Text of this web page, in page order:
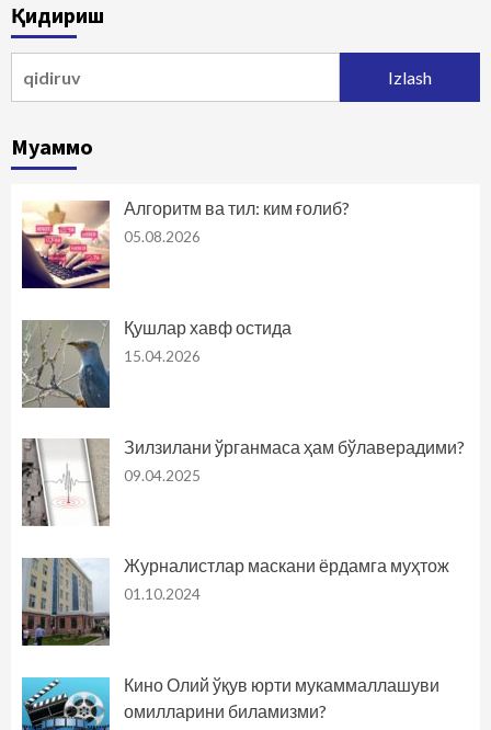
Қидириш
Муаммо
Алгоритм ва тил: ким ғолиб?
05.08.2026
Қушлар хавф остида
15.04.2026
Зилзилани ўрганмаса ҳам бўлаверадими?
09.04.2025
Журналистлар маскани ёрдамга муҳтож
01.10.2024
Кино Олий ўқув юрти мукаммаллашуви
омилларини биламизми?